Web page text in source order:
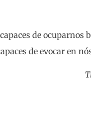
de
de evocar en